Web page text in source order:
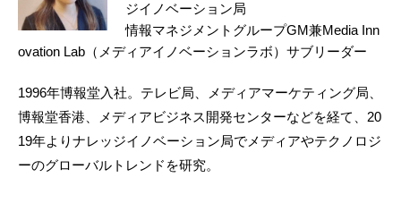
ジイノベーション局
情報マネジメントグループGM兼Media Inn
ovation Lab（メディアイノベーションラボ）サブリーダー
1996年博報堂入社。テレビ局、メディアマーケティング局、
博報堂香港、メディアビジネス開発センターなどを経て、20
19年よりナレッジイノベーション局でメディアやテクノロジ
ーのグローバルトレンドを研究。